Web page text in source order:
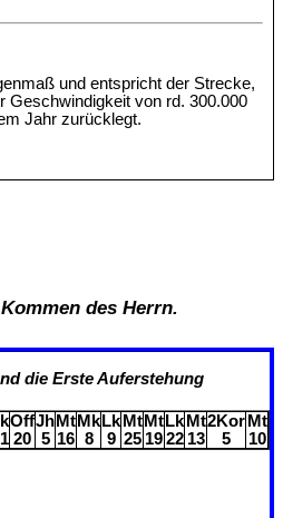
und entspricht der Strecke,
Geschwindigkeit von rd. 300.000
Jahr zurücklegt.
des Herrn.
die Erste Auferstehung
Off
20
Jh
5
Mt
16
Mk
8
Lk
9
Mt
25
Mt
19
Lk
22
Mt
13
2Kor
5
Mt
10